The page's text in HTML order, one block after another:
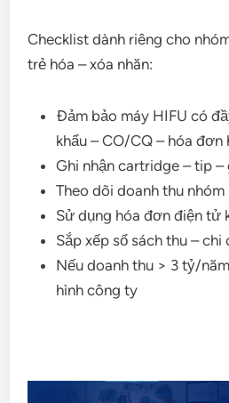
Checklist dành riêng cho
trẻ hóa – xóa nhăn:
Đảm bảo máy HIFU có
khẩu – CO/CQ – hóa đơn
Ghi nhận cartridge – tip –
Theo dõi doanh thu
Sử dụng hóa đơn điện tử
Sắp xếp sổ sách thu – chi
Nếu doanh thu > 3 tỷ/
hình công ty